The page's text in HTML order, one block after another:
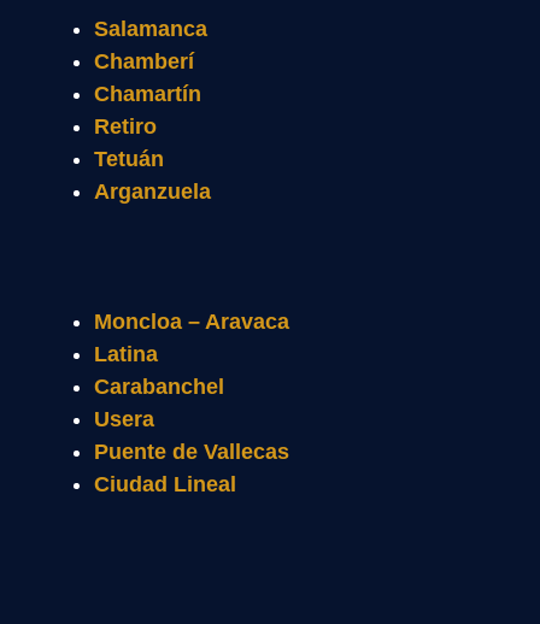
Salamanca
Chamberí
Chamartín
Retiro
Tetuán
Arganzuela
Moncloa – Aravaca
Latina
Carabanchel
Usera
Puente de Vallecas
Ciudad Lineal